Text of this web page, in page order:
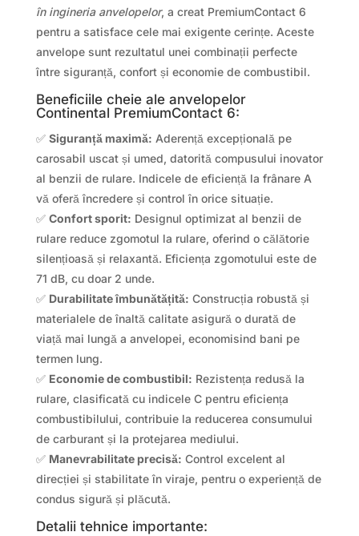
în ingineria anvelopelor, a creat PremiumContact 6
pentru a satisface cele mai exigente cerințe. Aceste
anvelope sunt rezultatul unei combinații perfecte
între siguranță, confort și economie de combustibil.
Beneficiile cheie ale anvelopelor
Continental PremiumContact 6:
✅ Siguranță maximă: Aderență excepțională pe
carosabil uscat și umed, datorită compusului inovator
al benzii de rulare. Indicele de eficiență la frânare A
vă oferă încredere și control în orice situație.
✅ Confort sporit: Designul optimizat al benzii de
rulare reduce zgomotul la rulare, oferind o călătorie
silențioasă și relaxantă. Eficiența zgomotului este de
71 dB, cu doar 2 unde.
✅ Durabilitate îmbunătățită: Construcția robustă și
materialele de înaltă calitate asigură o durată de
viață mai lungă a anvelopei, economisind bani pe
termen lung.
✅ Economie de combustibil: Rezistența redusă la
rulare, clasificată cu indicele C pentru eficiența
combustibilului, contribuie la reducerea consumului
de carburant și la protejarea mediului.
✅ Manevrabilitate precisă: Control excelent al
direcției și stabilitate în viraje, pentru o experiență de
condus sigură și plăcută.
Detalii tehnice importante: